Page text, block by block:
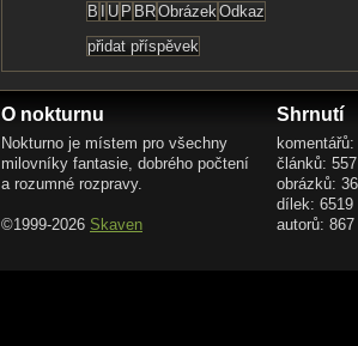
O nokturnu
Nokturno je místem pro všechny
milovníky fantasie, dobrého počtení
a rozumné rozpravy.
©1999-2026 Skaven
Shrnutí
článků: 557
obrázků:
dílek: 6519
autorů: 867